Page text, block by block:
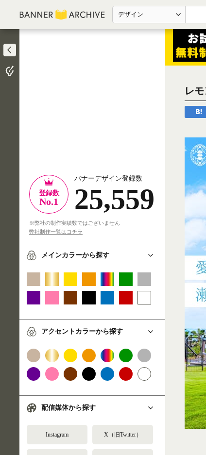
デザイン
登録数
No.1
バナーデザイン登録数
25,559
※弊社の制作実績数ではございません
弊社制作一覧はコチラ
メインカラーから探す
アクセントカラーから探す
配信媒体から探す
Instagram X（旧Twitter）
レ